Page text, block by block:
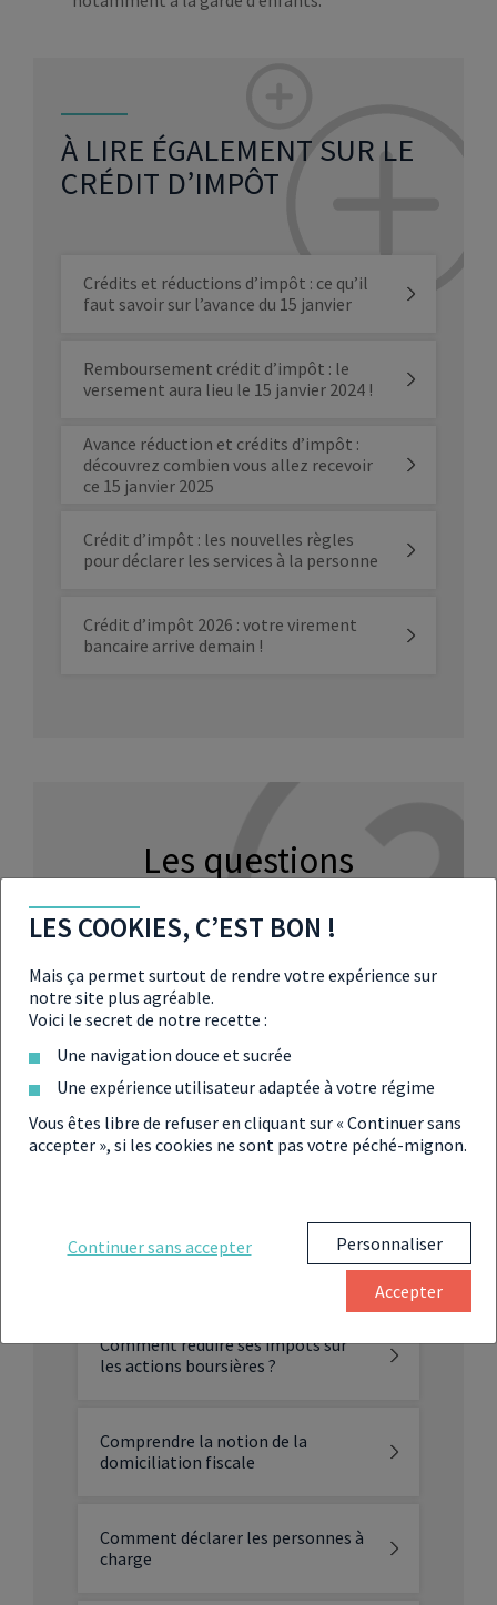
À LIRE ÉGALEMENT SUR LE
CRÉDIT D’IMPÔT
Crédits et réductions d’impôt : ce qu’il
faut savoir sur l’avance du 15 janvier
Remboursement crédit d’impôt : le
versement aura lieu le 15 janvier 2024 !
Avance réduction et crédits d’impôt :
découvrez combien vous allez recevoir
ce 15 janvier 2025
Crédit d’impôt : les nouvelles règles
pour déclarer les services à la personne
Crédit d’impôt 2026 : votre virement
bancaire arrive demain !
Les questions
fréquentes sur la
réduction d’impôt
Quelle est la différence entre la
réduction et la déduction d’impôt ?
Quelles sont les astuces pour
réduire ses impôts en 2020 avec le
Quelles sont les solutions pour
Comment réduire ses impôts sur
les actions boursières ?
Comprendre la notion de la
domiciliation fiscale
Comment déclarer les personnes à
charge
LES COOKIES, C’EST BON !
Mais ça permet surtout de rendre votre expérience sur
notre site plus agréable.
Voici le secret de notre recette :
Une navigation douce et sucrée
Une expérience utilisateur adaptée à votre régime
Vous êtes libre de refuser en cliquant sur « Continuer sans
accepter », si les cookies ne sont pas votre péché-mignon.
Continuer sans accepter Personnaliser
Accepter